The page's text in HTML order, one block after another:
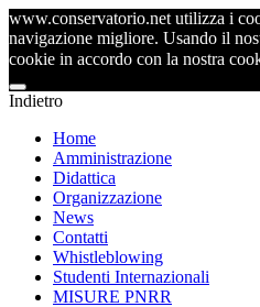
www.conservatorio.net utilizza i
navigazione migliore. Usando il
cookie in accordo con la nostra
Indietro
Home
Amministrazione
Didattica
Organizzazione
News
Contatti
Whistleblowing
Studenti Internazionali
MISURE PNRR